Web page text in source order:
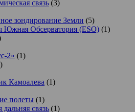
связь (3)
зондирование Земли (5)
Южная Обсерватория (ESO) (1)
2» (1)
Камоалева (1)
полеты (1)
связь (1)